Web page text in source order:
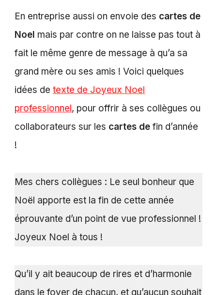
En entreprise aussi on envoie des cartes de
Noel mais par contre on ne laisse pas tout à
fait le même genre de message à qu’a sa
grand mère ou ses amis ! Voici quelques
idées de texte de Joyeux Noel
professionnel, pour offrir à ses collègues ou
collaborateurs sur les cartes de fin d’année
!
Mes chers collègues : Le seul bonheur que
Noël apporte est la fin de cette année
éprouvante d’un point de vue professionnel !
Joyeux Noel à tous !
Qu’il y ait beaucoup de rires et d’harmonie
dans le foyer de chacun, et qu’aucun souhait